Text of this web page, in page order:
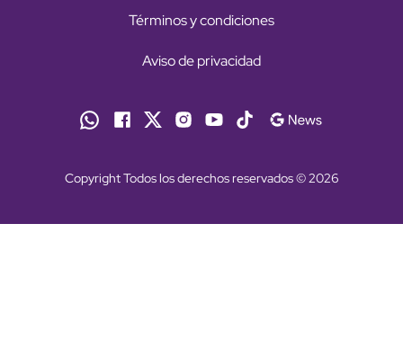
Términos y condiciones
Aviso de privacidad
Copyright Todos los derechos reservados © 2026